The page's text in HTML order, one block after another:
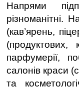
Напрями
різноманітні.
(кав’ярень,
(продуктових,
парфумерії,
салонів краси
та